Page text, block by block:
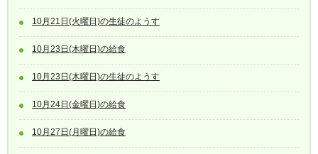
10月21日(火曜日)の生徒のようす
10月23日(木曜日)の給食
10月23日(木曜日)の生徒のようす
10月24日(金曜日)の給食
10月27日(月曜日)の給食